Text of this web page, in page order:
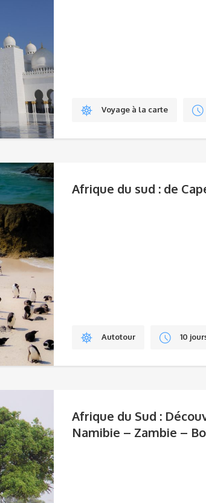
Voyage à la carte
Afrique du sud : de
Autotour 10
Afrique du Sud :
Namibie – Zambie –